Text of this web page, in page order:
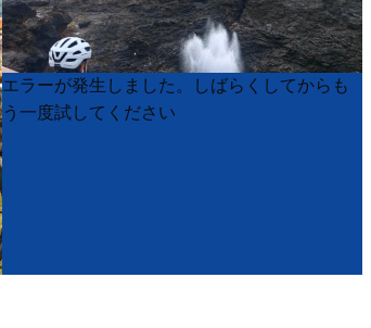
Product
List
Product
List
エラーが発生しました。しばらくしてからも
う一度試してください